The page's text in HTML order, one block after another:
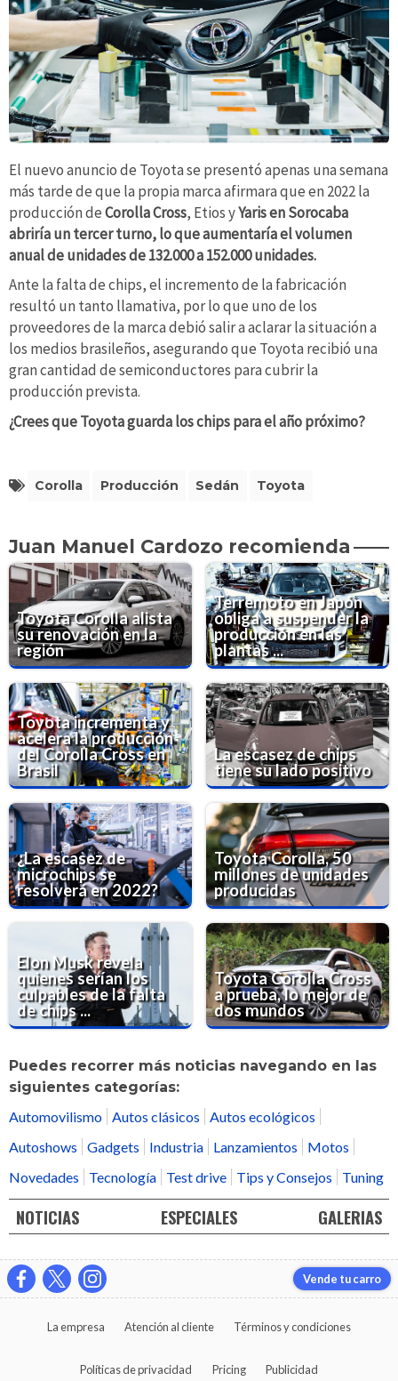
El nuevo anuncio de Toyota se presentó apenas una semana
más tarde de que la propia marca afirmara que en 2022 la
producción deCorolla Cross, Etios yYaris en Sorocaba
abriría un tercer turno, lo que aumentaría el volumen
anual de unidades de 132.000 a 152.000 unidades.
Ante la falta de chips, el incremento de la fabricación
resultó un tanto llamativa, por lo que uno de los
proveedores de la marca debió salir a aclarar la situación a
los medios brasileños, asegurando que Toyota recibió una
gran cantidad de semiconductores para cubrir la
producción prevista.
¿Crees que Toyota guarda los chips para el año próximo?
Corolla Producción Sedán Toyota
Juan Manuel Cardozo recomienda
Toyota Corolla alista
su renovación en la
región
Terremoto en Japón
obliga a suspender la
producción en las
plantas ...
Toyota incrementa y
acelera la producción
del Corolla Cross en
Brasil
La escasez de chips
tiene su lado positivo
¿La escasez de
microchips se
resolverá en 2022?
Toyota Corolla, 50
millones de unidades
producidas
Elon Musk revela
quienes serían los
culpables de la falta
de chips ...
Toyota Corolla Cross
a prueba, lo mejor de
dos mundos
Puedes recorrer más noticias navegando en las
siguientes categorías:
Automovilismo Autos clásicos
Autos ecológicos
Autoshows
Gadgets Industria Lanzamientos
Motos
Novedades
Tecnología Test drive Tips y Consejos Tuning
NOTICIAS ESPECIALES GALERIAS
Vende tu carro
La empresa Atención al cliente Términos y condiciones
Políticas de privacidad Pricing Publicidad